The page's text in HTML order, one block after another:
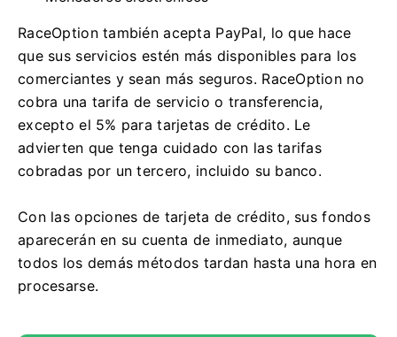
RaceOption también acepta PayPal, lo que hace
que sus servicios estén más disponibles para los
comerciantes y sean más seguros. RaceOption no
cobra una tarifa de servicio o transferencia,
excepto el 5% para tarjetas de crédito. Le
advierten que tenga cuidado con las tarifas
cobradas por un tercero, incluido su banco.
Con las opciones de tarjeta de crédito, sus fondos
aparecerán en su cuenta de inmediato, aunque
todos los demás métodos tardan hasta una hora en
procesarse.